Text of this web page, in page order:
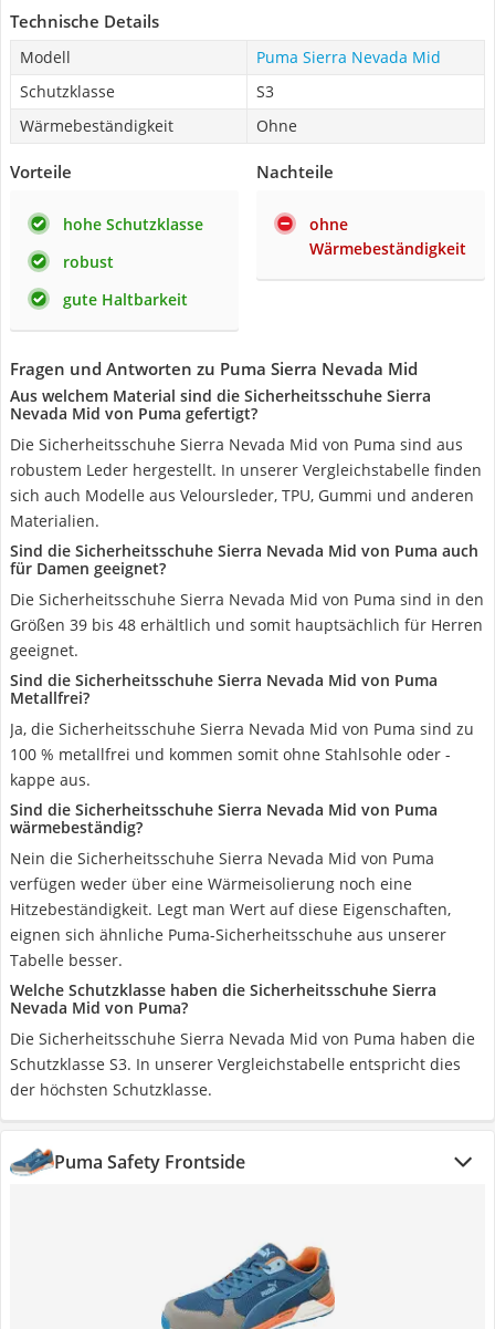
Technische Details
Modell
Puma Sierra Nevada Mid
Schutzklasse
S3
Wärmebeständigkeit
Ohne
Vorteile
hohe Schutzklasse
robust
gute Haltbarkeit
Nachteile
ohne
Wärmebeständigkeit
Fragen und Antworten zu Puma Sierra Nevada Mid
Aus welchem Material sind die Sicherheitsschuhe Sierra
Nevada Mid von Puma gefertigt?
Die Sicherheitsschuhe Sierra Nevada Mid von Puma sind aus
robustem Leder hergestellt. In unserer Vergleichstabelle finden
sich auch Modelle aus Veloursleder, TPU, Gummi und anderen
Materialien.
Sind die Sicherheitsschuhe Sierra Nevada Mid von Puma auch
für Damen geeignet?
Die Sicherheitsschuhe Sierra Nevada Mid von Puma sind in den
Größen 39 bis 48 erhältlich und somit hauptsächlich für Herren
geeignet.
Sind die Sicherheitsschuhe Sierra Nevada Mid von Puma
Metallfrei?
Ja, die Sicherheitsschuhe Sierra Nevada Mid von Puma sind zu
100 % metallfrei und kommen somit ohne Stahlsohle oder -
kappe aus.
Sind die Sicherheitsschuhe Sierra Nevada Mid von Puma
wärmebeständig?
Nein die Sicherheitsschuhe Sierra Nevada Mid von Puma
verfügen weder über eine Wärmeisolierung noch eine
Hitzebeständigkeit. Legt man Wert auf diese Eigenschaften,
eignen sich ähnliche Puma-Sicherheitsschuhe aus unserer
Tabelle besser.
Welche Schutzklasse haben die Sicherheitsschuhe Sierra
Nevada Mid von Puma?
Die Sicherheitsschuhe Sierra Nevada Mid von Puma haben die
Schutzklasse S3. In unserer Vergleichstabelle entspricht dies
der höchsten Schutzklasse.
Puma Safety Frontside